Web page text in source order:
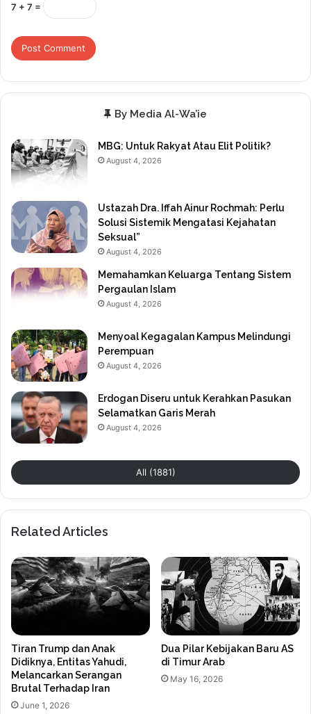
7 + 7 =
By Media Al-Wa’ie
MBG: Untuk Rakyat Atau Elit Politik?
August 4, 2026
Ustazah Dra. Iffah Ainur Rochmah: Perlu
Solusi Sistemik Mengatasi Kejahatan
Seksual”
August 4, 2026
Memahamkan Keluarga Tentang Sistem
Pergaulan Islam
August 4, 2026
Menyoal Kegagalan Kampus Melindungi
Perempuan
August 4, 2026
Erdogan Diseru untuk Kerahkan Pasukan
Selamatkan Garis Merah
August 4, 2026
All (1881)
Related Articles
Tiran Trump dan Anak
Didiknya, Entitas Yahudi,
Melancarkan Serangan
Brutal Terhadap Iran
June 1, 2026
Dua Pilar Kebijakan Baru AS
di Timur Arab
May 16, 2026